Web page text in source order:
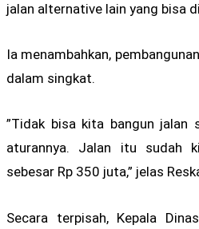
jalan alternative lain yang bisa
Ia menambahkan,
dalam singkat.
”Tidak bisa kita bangun jalan
aturannya. Jalan itu sudah
sebesar Rp 350 juta,” jelas
Secara terpisah, Kepala